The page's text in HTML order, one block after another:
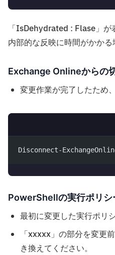
「IsDehydrated : Flase」
内部的な反映に時間がかかる
Exchange Onlineからの
変更作業が完了したため
Disconnect-
PowerShellの実行ポリシ
最初に変更した実行ポリ
「xxxxx」の部分を変更
き換えてください。